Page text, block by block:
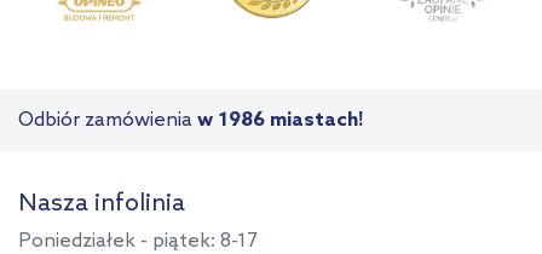
Odbiór zamówienia w 1986 miastach!
Nasza infolinia
Poniedziałek - piątek: 8-17